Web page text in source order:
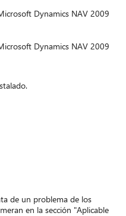
Dynamics NAV 2009
Dynamics NAV 2009
de un problema de los
en la sección "Aplicable